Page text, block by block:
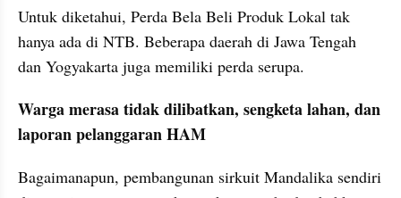
Untuk diketahui, Perda Bela Beli Produk Lokal tak
hanya ada di NTB. Beberapa daerah di Jawa Tengah
dan Yogyakarta juga memiliki perda serupa.
Warga merasa tidak dilibatkan, sengketa lahan, dan
laporan pelanggaran HAM
Bagaimanapun, pembangunan sirkuit Mandalika sendiri